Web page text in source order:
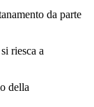
da parte
riesca a
della